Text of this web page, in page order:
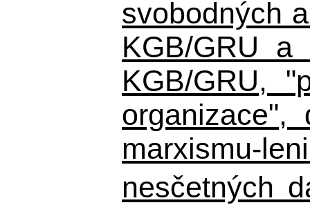
svobodných
KGB/GRU
KGB/GRU,
organizace",
marxismu-
nesčetných